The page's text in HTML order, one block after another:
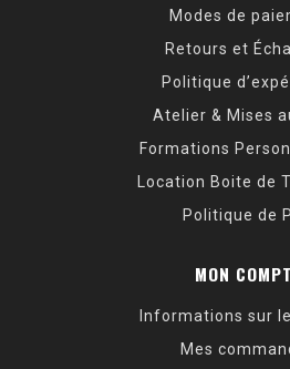
Modes de
Retours et
Politique
Atelier & Mises
Formations
Location Boite de
Politique de
MON
Informations sur
Mes